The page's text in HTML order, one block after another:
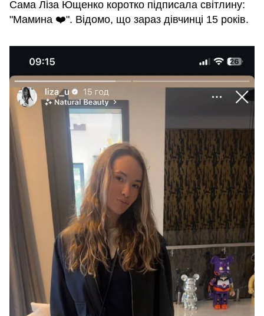
Сама Ліза Ющенко коротко підписала світлину:
"Мамина ❤️". Відомо, що зараз дівчинці 15 років.